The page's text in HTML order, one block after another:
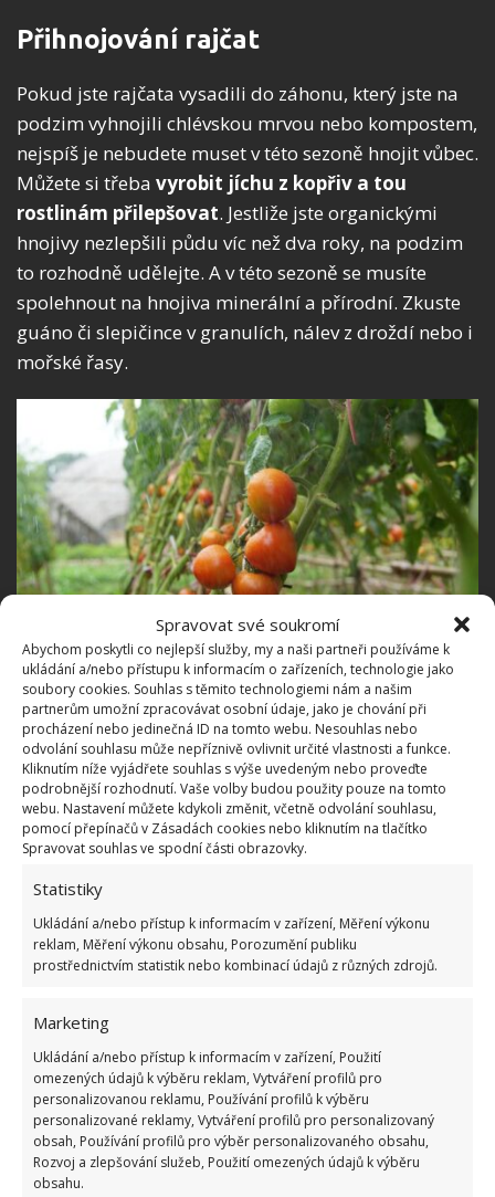
Spravovat své soukromí
Abychom poskytli co nejlepší služby, my a naši partneři používáme k
ukládání a/nebo přístupu k informacím o zařízeních, technologie jako
soubory cookies. Souhlas s těmito technologiemi nám a našim
partnerům umožní zpracovávat osobní údaje, jako je chování při
procházení nebo jedinečná ID na tomto webu. Nesouhlas nebo
odvolání souhlasu může nepříznivě ovlivnit určité vlastnosti a funkce.
Kliknutím níže vyjádřete souhlas s výše uvedeným nebo proveďte
podrobnější rozhodnutí. Vaše volby budou použity pouze na tomto
webu. Nastavení můžete kdykoli změnit, včetně odvolání souhlasu,
pomocí přepínačů v Zásadách cookies nebo kliknutím na tlačítko
Spravovat souhlas ve spodní části obrazovky.
Statistiky
Ukládání a/nebo přístup k informacím v zařízení, Měření výkonu
reklam, Měření výkonu obsahu, Porozumění publiku
prostřednictvím statistik nebo kombinací údajů z různých zdrojů.
Marketing
Ukládání a/nebo přístup k informacím v zařízení, Použití
omezených údajů k výběru reklam, Vytváření profilů pro
personalizovanou reklamu, Používání profilů k výběru
personalizované reklamy, Vytváření profilů pro personalizovaný
obsah, Používání profilů pro výběr personalizovaného obsahu,
Rozvoj a zlepšování služeb, Použití omezených údajů k výběru
obsahu.
Přihnojování rajčat
Pokud jste rajčata vysadili do záhonu, který jste na
podzim vyhnojili chlévskou mrvou nebo kompostem,
nejspíš je nebudete muset v této sezoně hnojit vůbec.
Můžete si třeba vyrobit jíchu z kopřiv a tou
rostlinám přilepšovat. Jestliže jste organickými
hnojivy nezlepšili půdu víc než dva roky, na podzim
to rozhodně udělejte. A v této sezoně se musíte
spolehnout na hnojiva minerální a přírodní. Zkuste
guáno či slepičince v granulích, nálev z droždí nebo i
mořské řasy.
Fotografie: Pixabay
Koupit si můžete startovací hnojivo, které je určené
přímo pro rajčata a další teplomilné rostliny. Na
BydlímeÚtulně jsme také psali o tom, jak byste na
jaře mělipečovat o česnek.
Zdroje:Deccoria,BHG